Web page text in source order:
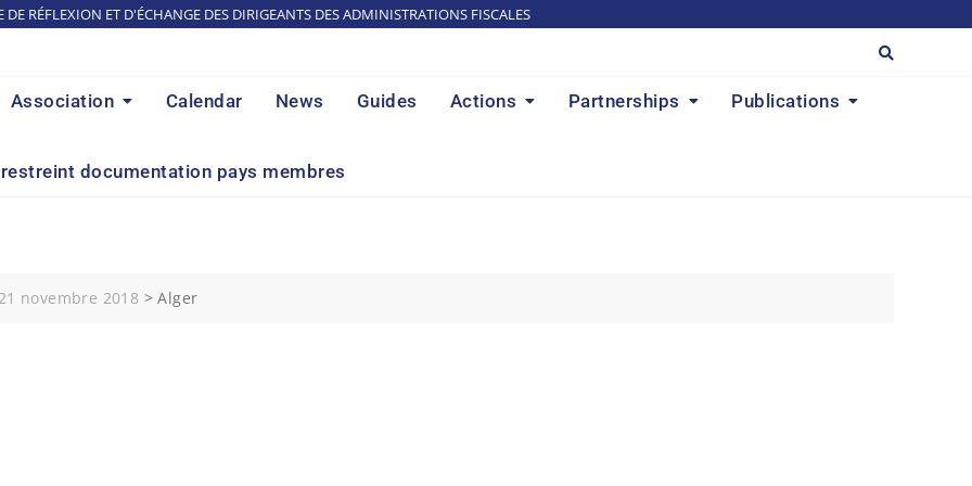
DE RÉFLEXION ET D'ÉCHANGE DES DIRIGEANTS DES ADMINISTRATIONS FISCALES
Association Calendar News Guides Actions Partnerships Publications
documentation pays membres
novembre 2018 >Alger